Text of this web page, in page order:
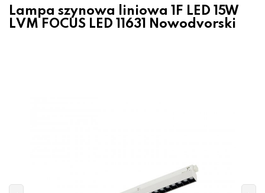
Lampa szynowa liniowa 1F LED 15W
LVM FOCUS LED 11631 Nowodvorski